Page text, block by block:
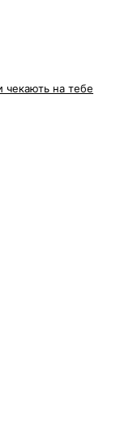
чекають на тебе